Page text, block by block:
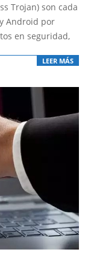
Trojan) son cada
Android por
en seguridad,
LEER MÁS